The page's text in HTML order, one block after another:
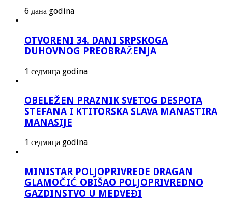
6 дана godina
OTVORENI 34. DANI SRPSKOGA
DUHOVNOG PREOBRAŽENJA
1 седмица godina
OBELEŽEN PRAZNIK SVETOG DESPOTA
STEFANA I KTITORSKA SLAVA MANASTIRA
MANASIJE
1 седмица godina
MINISTAR POLJOPRIVREDE DRAGAN
GLAMOČIĆ OBIŠAO POLJOPRIVREDNO
GAZDINSTVO U MEDVEĐI